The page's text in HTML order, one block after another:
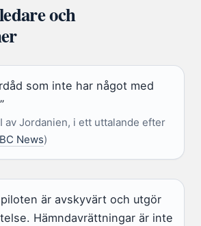
och
som inte har något med
av Jordanien, i ett uttalande efter
News)
är avskyvärt och utgör
Hämndavrättningar är inte